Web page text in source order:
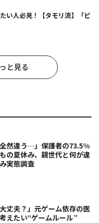
い人必見！【タモリ流】「ピ
と見る
全然違う…」保護者の73.5%
の夏休み、親世代と何が違
実態調査
丈夫？」元ゲーム依存の医
えたい“ゲームルール”